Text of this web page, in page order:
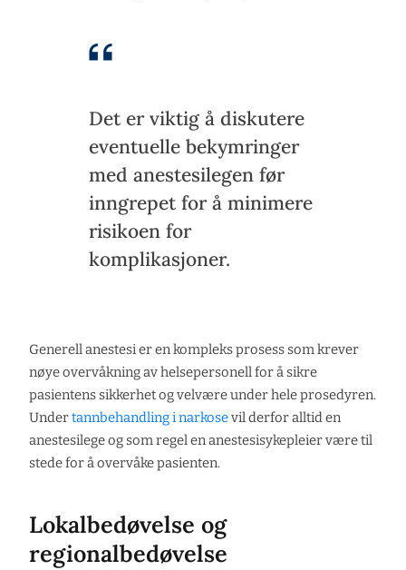
Det er viktig å diskutere
eventuelle bekymringer
med anestesilegen før
inngrepet for å minimere
risikoen for
komplikasjoner.
Generell anestesi er en kompleks prosess som krever
nøye overvåkning av helsepersonell for å sikre
pasientens sikkerhet og velvære under hele prosedyren.
Undertannbehandling i narkosevil derfor alltid en
anestesilege og som regel en anestesisykepleier være til
stede for å overvåke pasienten.
Lokalbedøvelse og
regionalbedøvelse